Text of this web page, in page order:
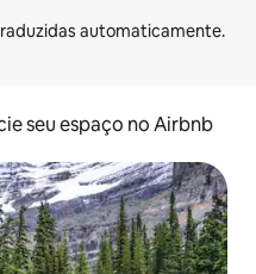
seu espaço no Airbnb